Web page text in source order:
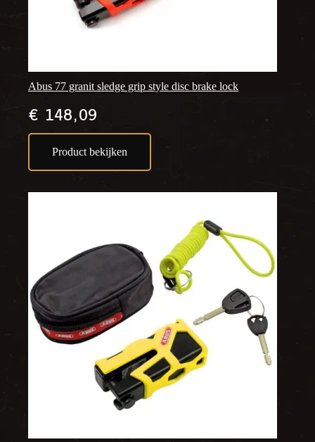
Abus 77 granit sledge grip style disc brake lock
€148,09
Product bekijken